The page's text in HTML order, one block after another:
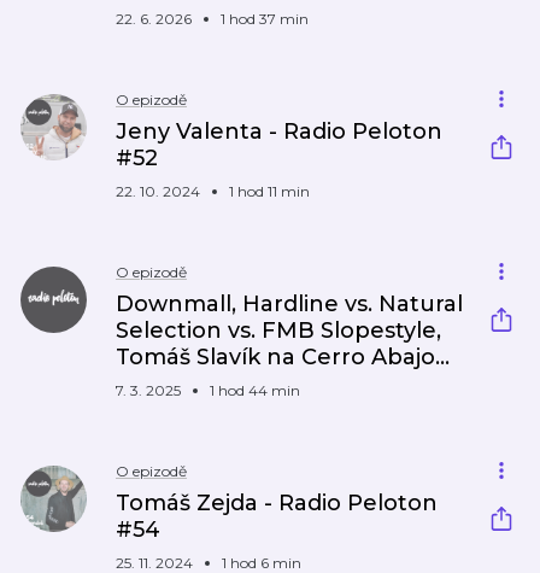
22. 6. 2026 1 hod 37 min
O epizodě
Jeny Valenta - Radio Peloton
#52
22. 10. 2024 1 hod 11 min
O epizodě
Downmall, Hardline vs. Natural
Selection vs. FMB Slopestyle,
Tomáš Slavík na Cerro Abajo...
7. 3. 2025 1 hod 44 min
O epizodě
Tomáš Zejda - Radio Peloton
#54
25. 11. 2024 1 hod 6 min